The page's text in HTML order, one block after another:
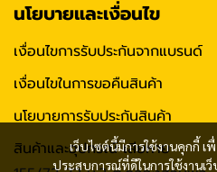
เว็บไซต์นี้มีการใช้งานคุกกี้
ประสบการณ์ที่ดีในการใช้งานเ
นโยบายและเงื่อนไข
เงื่อนไขการรับประกันจากแบรนด์
เงื่อนไขในการขอคืนสินค้า
นโยบายการรับประกันสินค้า
สินค้าและอุปกรณ์ เสียหาย